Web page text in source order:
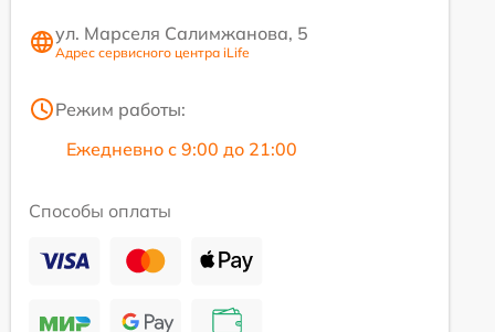
ул. Марселя Салимжанова, 5
Адрес сервисного центра iLife
Режим работы:
Ежедневно с 9:00 до 21:00
Способы оплаты